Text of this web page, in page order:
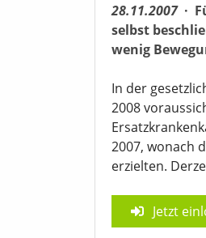
28.11.2007 ·
selbst
wenig
In der
2008
2007, wonach
erzielten.
Jetzt